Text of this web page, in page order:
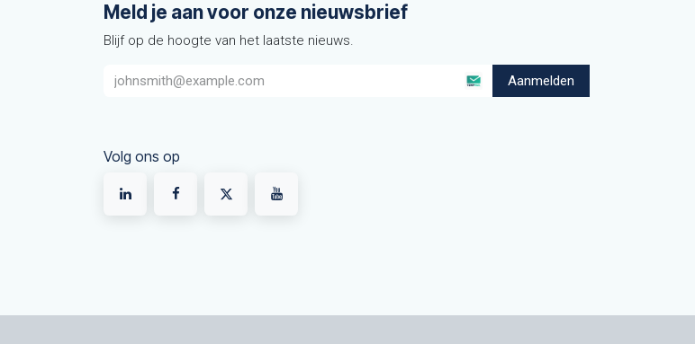
Meld je aan voor onze nieuwsbrief
Blijf op de hoogte van het laatste nieuws.
Aanmelden
Volg ons op